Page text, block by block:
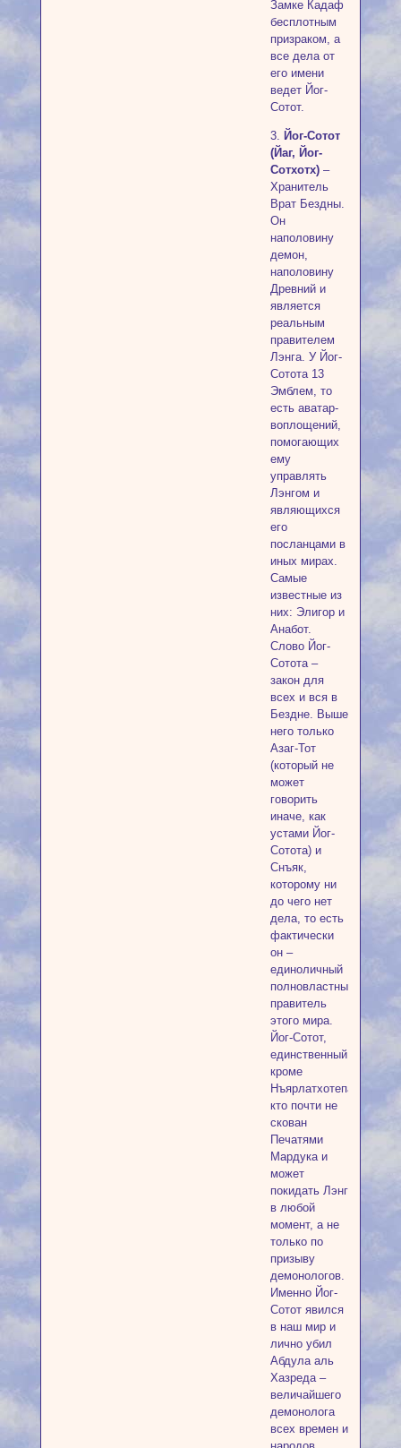
Замке Кадаф
бесплотным
призраком, а
все дела от
его имени
ведет Йог-
Сотот.
3. Йог-Сотот
(Йаг, Йог-
Сотхотх)–
Хранитель
Врат Бездны.
Он
наполовину
демон,
наполовину
Древний и
является
реальным
правителем
Лэнга. У Йог-
Сотота 13
Эмблем, то
есть аватар-
воплощений,
помогающих
ему
управлять
Лэнгом и
являющихся
его
посланцами в
иных мирах.
Самые
известные из
них: Элигор и
Анабот.
Слово Йог-
Сотота –
закон для
всех и вся в
Бездне. Выше
него только
Азаг-Тот
(который не
может
говорить
иначе, как
устами Йог-
Сотота) и
Снъяк,
которому ни
до чего нет
дела, то есть
фактически
он –
единоличный
полновластный
правитель
этого мира.
Йог-Сотот,
единственный,
кроме
Нъярлатхотепа,
кто почти не
скован
Печатями
Мардука и
может
покидать Лэнг
в любой
момент, а не
только по
призыву
демонологов.
Именно Йог-
Сотот явился
в наш мир и
лично убил
Абдула аль
Хазреда –
величайшего
демонолога
всех времен и